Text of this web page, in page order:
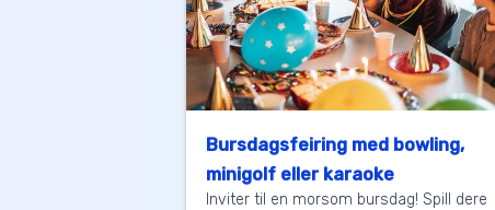
Bursdagsfeiring med bowling,
minigolf eller karaoke
Inviter til en morsom bursdag! Spill dere